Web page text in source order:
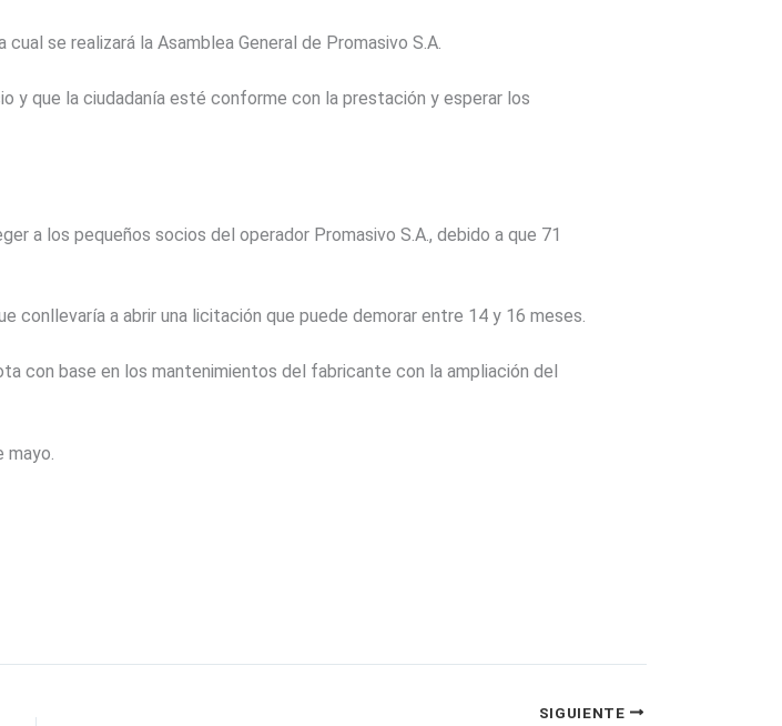
se realizará la Asamblea General de Promasivo S.A.
y que la ciudadanía esté conforme con la prestación y esperar los
a los pequeños socios del operador Promasivo S.A., debido a que 71
conllevaría a abrir una licitación que puede demorar entre 14 y 16 meses.
con base en los mantenimientos del fabricante con la ampliación del
SIGUIENTE